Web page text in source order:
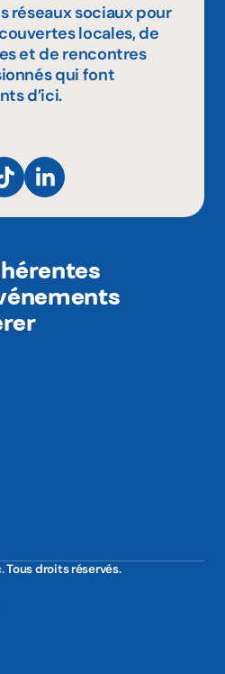
réseaux sociaux pour
locales, de
et de rencontres
qui font
d’ici.
droits réservés.